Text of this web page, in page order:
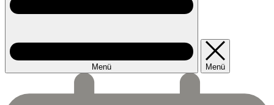
Menü Menü